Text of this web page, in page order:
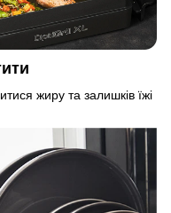
жиру та залишків їжі